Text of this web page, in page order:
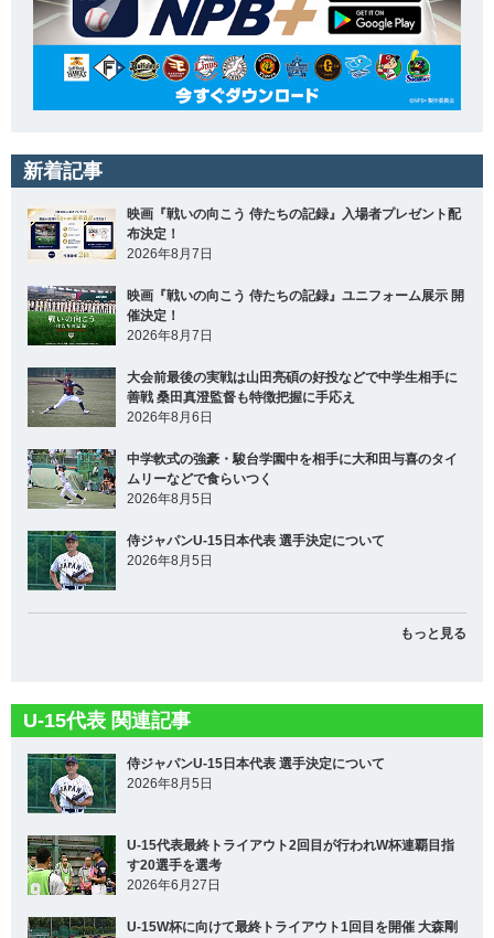
新着記事
映画『戦いの向こう 侍たちの記録』入場者プレゼント配
布決定！
2026年8月7日
映画『戦いの向こう 侍たちの記録』ユニフォーム展示 開
催決定！
2026年8月7日
大会前最後の実戦は山田亮碩の好投などで中学生相手に
善戦 桑田真澄監督も特徴把握に手応え
2026年8月6日
中学軟式の強豪・駿台学園中を相手に大和田与喜のタイ
ムリーなどで食らいつく
2026年8月5日
侍ジャパンU-15日本代表 選手決定について
2026年8月5日
もっと見る
U-15代表 関連記事
侍ジャパンU-15日本代表 選手決定について
2026年8月5日
U-15代表最終トライアウト2回目が行われW杯連覇目指
す20選手を選考
2026年6月27日
U-15W杯に向けて最終トライアウト1回目を開催 大森剛